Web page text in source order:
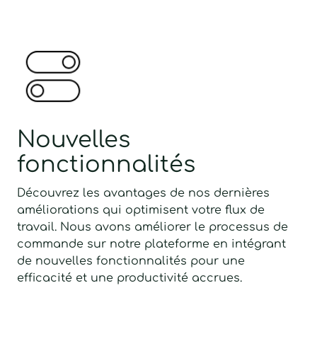
Nouvelles
fonctionnalités
Découvrez les avantages de nos dernières
améliorations qui optimisent votre flux de
travail. Nous avons améliorer le processus de
commande sur notre plateforme en intégrant
de nouvelles fonctionnalités pour une
efficacité et une productivité accrues.